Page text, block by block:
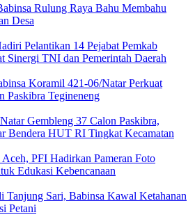
Rulung Raya Bahu Membahu
Desa
Pelantikan 14 Pejabat Pemkab
Sinergi TNI dan Pemerintah Daerah
Koramil 421-06/Natar Perkuat
Paskibra Tegineneng
Gembleng 37 Calon Paskibra,
Bendera HUT RI Tingkat Kecamatan
PFI Hadirkan Pameran Foto
Edukasi Kebencanaan
Tanjung Sari, Babinsa Kawal Ketahanan
Petani